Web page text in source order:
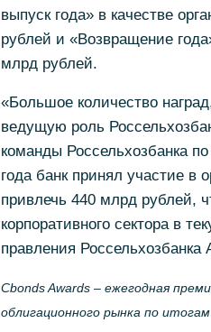
выпуск года» в качестве
рублей и «Возвращение
млрд рублей.
«Большое количество
ведущую роль
команды Россельхозбанка
года банк принял участие в
привлечь 440 млрд рублей,
корпоративного сектора в
правления Россельхозбанка
Cbonds Awards – ежегодная
облигационного рынка по